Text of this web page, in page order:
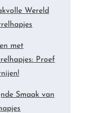
Wereld
met
Proef
Smaak van